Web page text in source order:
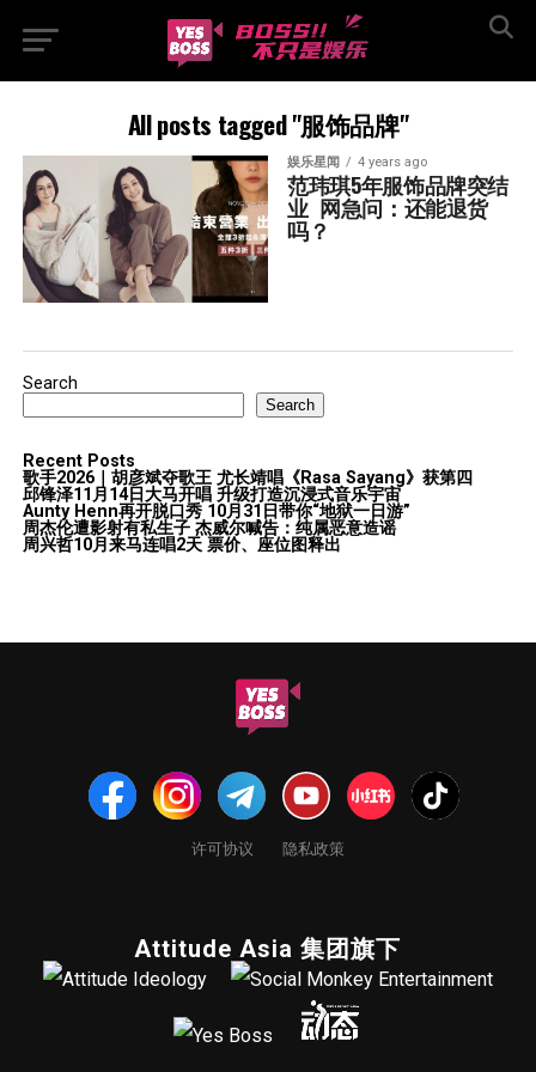
All posts tagged "服饰品牌"
娱乐星闻 4 years ago
范玮琪5年服饰品牌突结
业  网急问：还能退货
吗？
Search
Search
Recent Posts
歌手2026｜胡彦斌夺歌王 尤长靖唱《Rasa Sayang》获第四
邱锋泽11月14日大马开唱 升级打造沉浸式音乐宇宙
Aunty Henn再开脱口秀 10月31日带你“地狱一日游”
周杰伦遭影射有私生子 杰威尔喊告：纯属恶意造谣
周兴哲10月来马连唱2天 票价、座位图释出
许可协议 隐私政策
Attitude Asia 集团旗下